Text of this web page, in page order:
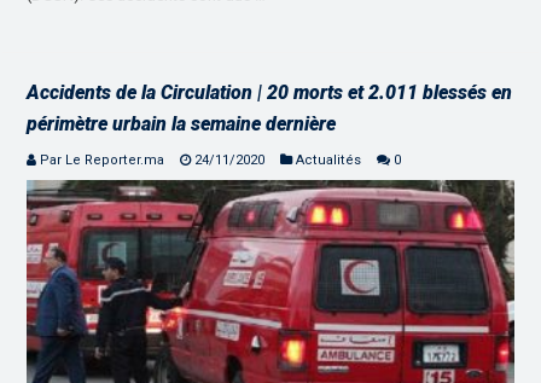
Accidents de la Circulation | 20 morts et 2.011 blessés en
périmètre urbain la semaine dernière
Par Le Reporter.ma 24/11/2020 Actualités 0